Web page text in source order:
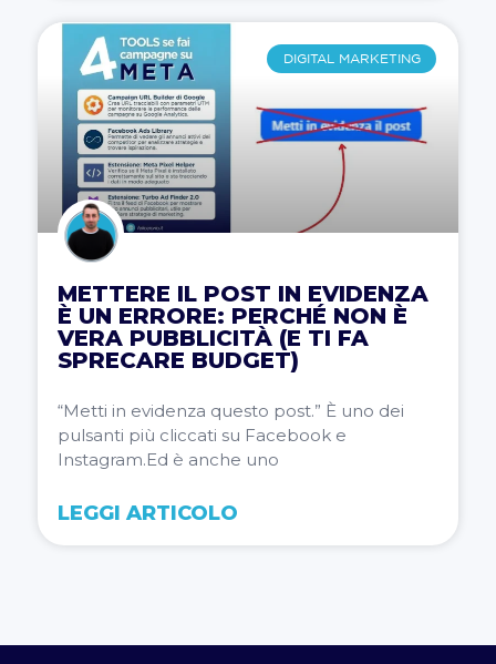
DIGITAL MARKETING
METTERE IL POST IN EVIDENZA
È UN ERRORE: PERCHÉ NON È
VERA PUBBLICITÀ (E TI FA
SPRECARE BUDGET)
“Metti in evidenza questo post.” È uno dei
pulsanti più cliccati su Facebook e
Instagram.Ed è anche uno
LEGGI ARTICOLO